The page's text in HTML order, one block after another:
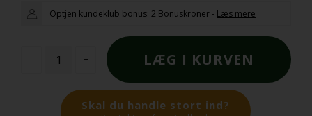
Optjen kundeklub bonus:2 Bonuskroner - Læs mere
- +
Skal du handle stort ind?